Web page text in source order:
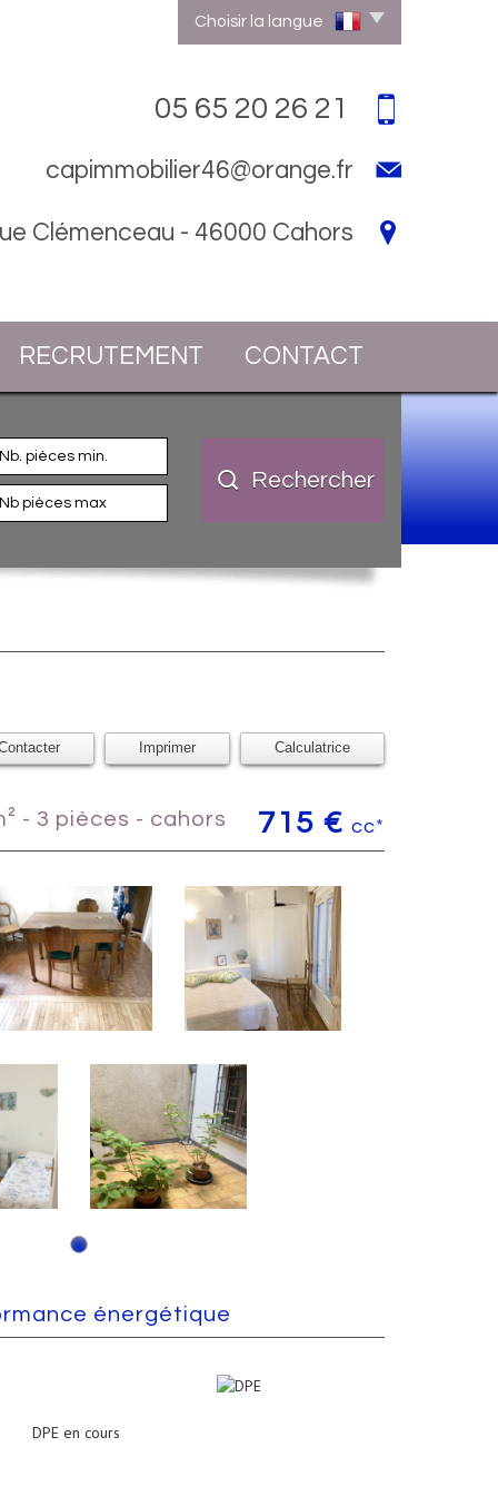
Choisir la langue
05 65 20 26 21
capimmobilier46@orange.fr
Clémenceau - 46000 Cahors
RECRUTEMENT CONTACT
Rechercher
Imprimer Calculatrice
- 3 pièces - cahors 715 € cc*
énergétique
DPE en cours